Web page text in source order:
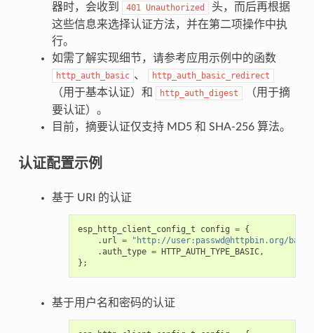
器时，会收到
401 Unauthorized
头，而后再根据
这些信息来选择认证方法，并在第二项操作中执
行。
如需了解实现细节，请参考应用示例中的函数
http_auth_basic 、 http_auth_basic_redirect
（用于基本认证）和 http_auth_digest
（用于摘
要认证）。
目前，摘要认证仅支持 MD5 和 SHA-256 算法。
认证配置示例
基于 URI 的认证
esp_http_client_config_t config = {
. url =
"http://user:passwd@httpbin.org/
.auth_type = HTTP_AUTH_TYPE_BASIC,
};
基于用户名和密码的认证